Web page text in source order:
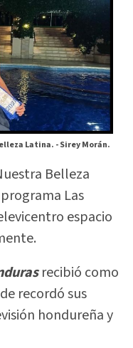
Latina. -Sirey Morán.
Belleza
Las
espacio
recibió como
recordó sus
hondureña y